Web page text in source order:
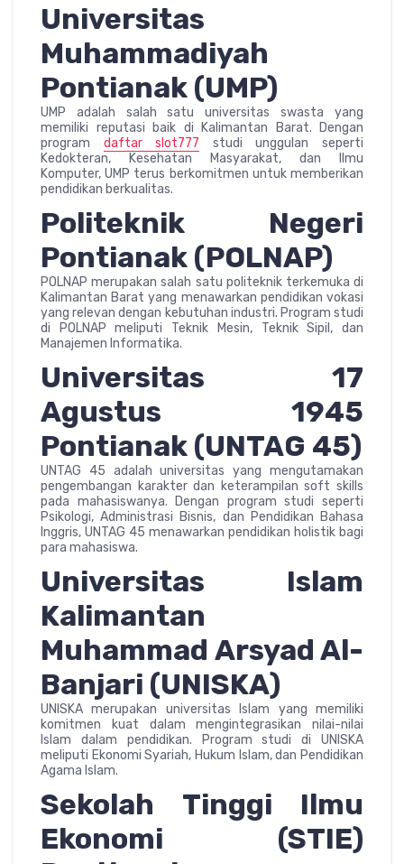
Universitas
Muhammadiyah
Pontianak (UMP)
UMP adalah salah satu universitas swasta yang
memiliki reputasi baik di Kalimantan Barat. Dengan
program daftar slot777 studi unggulan seperti
Kedokteran, Kesehatan Masyarakat, dan Ilmu
Komputer, UMP terus berkomitmen untuk memberikan
pendidikan berkualitas.
Politeknik Negeri
Pontianak (POLNAP)
POLNAP merupakan salah satu politeknik terkemuka di
Kalimantan Barat yang menawarkan pendidikan vokasi
yang relevan dengan kebutuhan industri. Program studi
di POLNAP meliputi Teknik Mesin, Teknik Sipil, dan
Manajemen Informatika.
Universitas 17
Agustus 1945
Pontianak (UNTAG 45)
UNTAG 45 adalah universitas yang mengutamakan
pengembangan karakter dan keterampilan soft skills
pada mahasiswanya. Dengan program studi seperti
Psikologi, Administrasi Bisnis, dan Pendidikan Bahasa
Inggris, UNTAG 45 menawarkan pendidikan holistik bagi
para mahasiswa.
Universitas Islam
Kalimantan
Muhammad Arsyad Al-
Banjari (UNISKA)
UNISKA merupakan universitas Islam yang memiliki
komitmen kuat dalam mengintegrasikan nilai-nilai
Islam dalam pendidikan. Program studi di UNISKA
meliputi Ekonomi Syariah, Hukum Islam, dan Pendidikan
Agama Islam.
Sekolah Tinggi Ilmu
Ekonomi (STIE)